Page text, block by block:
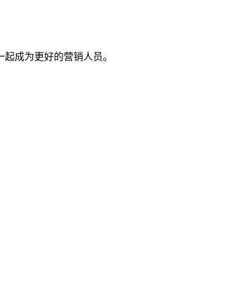
成为更好的营销人员。